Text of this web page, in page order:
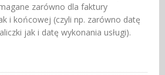
zarówno dla faktury
i końcowej (czyli np. zarówno datę
jak i datę wykonania usługi).